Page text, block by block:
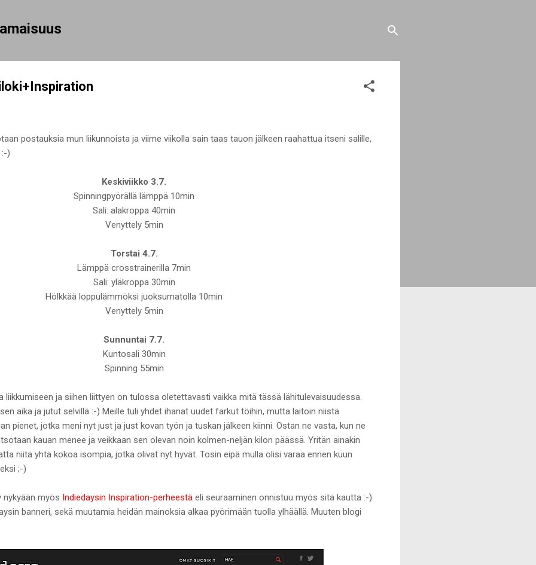
postauksia mun liikunnoista ja viime viikolla sain taas tauon jälkeen raahattua itseni salille,
)
Keskiviikko 3.7.
Spinningpyörällä lämppä 10min
Sali: alakroppa 40min
Venyttely 5min
Torstai 4.7.
Lämppä crosstrainerilla 7min
Sali: yläkroppa 30min
Hölkkää loppulämmöksi juoksumatolla 10min
Venyttely 5min
Sunnuntai 7.7.
Kuntosali 30min
Spinning 55min
liikkumiseen ja siihen liittyen on tulossa oletettavasti vaikka mitä tässä lähitulevaisuudessa.
aika ja jutut selvillä :-) Meille tuli yhdet ihanat uudet farkut töihin, mutta laitoin niistä
pienet, jotka meni nyt just ja just kovan työn ja tuskan jälkeen kiinni. Ostan ne vasta, kun ne
kauan menee ja veikkaan sen olevan noin kolmen-neljän kilon päässä. Yritän ainakin
niitä yhtä kokoa isompia, jotka olivat nyt hyvät. Tosin eipä mulla olisi varaa ennen kuun
;-)
nykyään myös Indiedaysin Inspiration-perheestä eli seuraaminen onnistuu myös sitä kautta :-)
banneri, sekä muutamia heidän mainoksia alkaa pyörimään tuolla ylhäällä. Muuten blogi